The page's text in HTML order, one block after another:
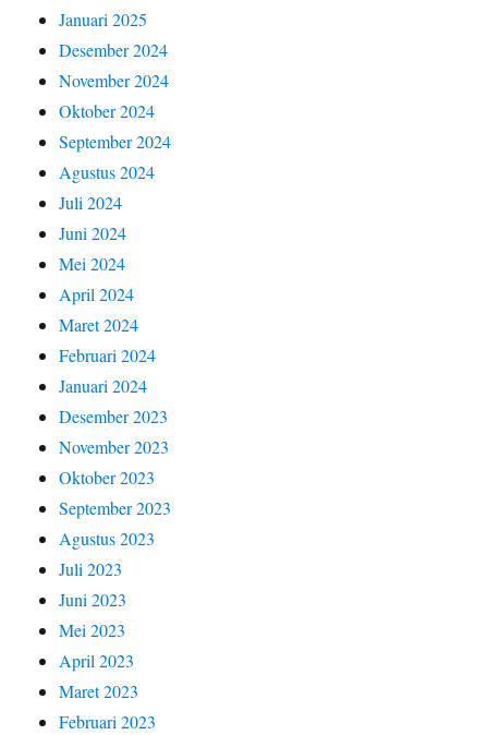
Januari 2025
Desember 2024
November 2024
Oktober 2024
September 2024
Agustus 2024
Juli 2024
Juni 2024
Mei 2024
April 2024
Maret 2024
Februari 2024
Januari 2024
Desember 2023
November 2023
Oktober 2023
September 2023
Agustus 2023
Juli 2023
Juni 2023
Mei 2023
April 2023
Maret 2023
Februari 2023